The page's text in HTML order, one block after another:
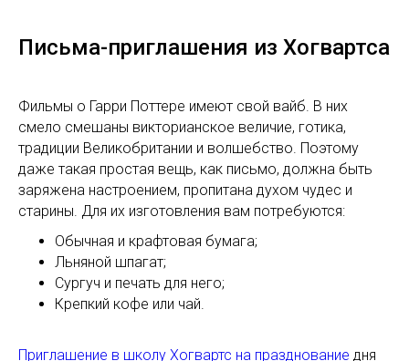
Письма-приглашения из Хогвартса
Фильмы о Гарри Поттере имеют свой вайб. В них
смело смешаны викторианское величие, готика,
традиции Великобритании и волшебство. Поэтому
даже такая простая вещь, как письмо, должна быть
заряжена настроением, пропитана духом чудес и
старины. Для их изготовления вам потребуются:
Обычная и крафтовая бумага;
Льняной шпагат;
Сургуч и печать для него;
Крепкий кофе или чай.
Приглашение в школу Хогвартс на празднование дня